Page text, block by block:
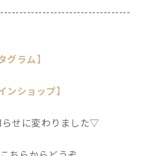
ラム】
ショップ】
せに変わりました▽